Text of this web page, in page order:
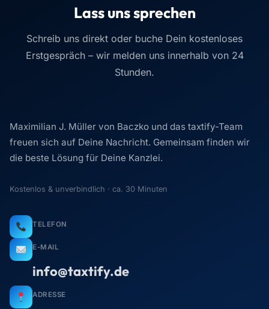
Lass uns sprechen
Schreib uns direkt oder buche Dein kostenloses
Erstgespräch – wir melden uns innerhalb von 24
Stunden.
Maximilian J. Müller von Baczko und das taxtify-Team
freuen sich auf Deine Nachricht. Gemeinsam finden wir
die beste Lösung für Deine Kanzlei.
Kostenlos & unverbindlich · ca. 30 Minuten
TELEFON
E-MAIL
info@taxtify.de
ADRESSE